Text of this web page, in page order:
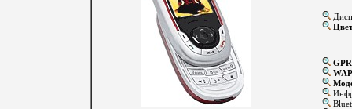
WAP